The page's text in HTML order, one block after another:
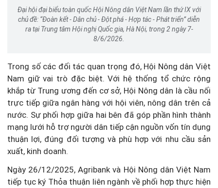
Đại hội đại biểu toàn quốc Hội Nông dân Việt Nam lần thứ IX với
chủ đề: “Đoàn kết - Dân chủ - Đột phá - Hợp tác - Phát triển” diễn
ra tại Trung tâm Hội nghị Quốc gia, Hà Nội, trong 2 ngày 7-
8/6/2026.
Trong số các đối tác quan trọng đó, Hội Nông dân Việt
Nam giữ vai trò đặc biệt. Với hệ thống tổ chức rộng
khắp từ Trung ương đến cơ sở, Hội Nông dân là cầu nối
trực tiếp giữa ngân hàng với hội viên, nông dân trên cả
nước. Sự phối hợp giữa hai bên đã góp phần hình thành
mạng lưới hỗ trợ người dân tiếp cận nguồn vốn tín dụng
thuận lợi, đúng đối tượng và phù hợp với nhu cầu sản
xuất, kinh doanh.
Ngày 26/12/2025, Agribank và Hội Nông dân Việt Nam
tiếp tục ký Thỏa thuận liên ngành về phối hợp thực hiện